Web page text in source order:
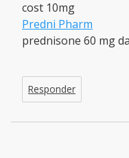
cost 10mg
Predni Pharm
prednisone 60 mg
Responder